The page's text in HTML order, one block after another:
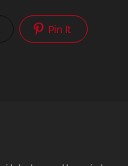
Pin It